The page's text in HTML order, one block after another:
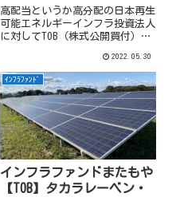
高配当というか高分配の日本再生
可能エネルギーインフラ投資法人
に対してTOB（株式公開買付）が
辺り確認してみます。
2022.05.30
ｲﾝﾌﾗﾌｧﾝﾄﾞ
インフラファンドまたもや
【TOB】タカラレーベン・